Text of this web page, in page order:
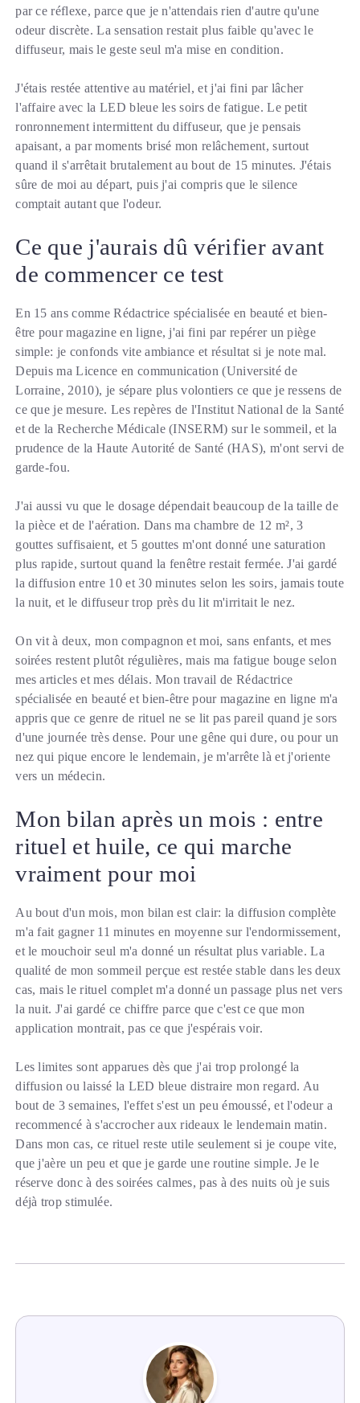
par ce réflexe, parce que je n'attendais rien d'autre qu'une
odeur discrète. La sensation restait plus faible qu'avec le
diffuseur, mais le geste seul m'a mise en condition.
J'étais restée attentive au matériel, et j'ai fini par lâcher
l'affaire avec la LED bleue les soirs de fatigue. Le petit
ronronnement intermittent du diffuseur, que je pensais
apaisant, a par moments brisé mon relâchement, surtout
quand il s'arrêtait brutalement au bout de 15 minutes. J'étais
sûre de moi au départ, puis j'ai compris que le silence
comptait autant que l'odeur.
Ce que j'aurais dû vérifier avant
de commencer ce test
En 15 ans comme Rédactrice spécialisée en beauté et bien-
être pour magazine en ligne, j'ai fini par repérer un piège
simple: je confonds vite ambiance et résultat si je note mal.
Depuis ma Licence en communication (Université de
Lorraine, 2010), je sépare plus volontiers ce que je ressens de
ce que je mesure. Les repères de l'Institut National de la Santé
et de la Recherche Médicale (INSERM) sur le sommeil, et la
prudence de la Haute Autorité de Santé (HAS), m'ont servi de
garde-fou.
J'ai aussi vu que le dosage dépendait beaucoup de la taille de
la pièce et de l'aération. Dans ma chambre de 12 m², 3
gouttes suffisaient, et 5 gouttes m'ont donné une saturation
plus rapide, surtout quand la fenêtre restait fermée. J'ai gardé
la diffusion entre 10 et 30 minutes selon les soirs, jamais toute
la nuit, et le diffuseur trop près du lit m'irritait le nez.
On vit à deux, mon compagnon et moi, sans enfants, et mes
soirées restent plutôt régulières, mais ma fatigue bouge selon
mes articles et mes délais. Mon travail de Rédactrice
spécialisée en beauté et bien-être pour magazine en ligne m'a
appris que ce genre de rituel ne se lit pas pareil quand je sors
d'une journée très dense. Pour une gêne qui dure, ou pour un
nez qui pique encore le lendemain, je m'arrête là et j'oriente
vers un médecin.
Mon bilan après un mois : entre
rituel et huile, ce qui marche
vraiment pour moi
Au bout d'un mois, mon bilan est clair: la diffusion complète
m'a fait gagner 11 minutes en moyenne sur l'endormissement,
et le mouchoir seul m'a donné un résultat plus variable. La
qualité de mon sommeil perçue est restée stable dans les deux
cas, mais le rituel complet m'a donné un passage plus net vers
la nuit. J'ai gardé ce chiffre parce que c'est ce que mon
application montrait, pas ce que j'espérais voir.
Les limites sont apparues dès que j'ai trop prolongé la
diffusion ou laissé la LED bleue distraire mon regard. Au
bout de 3 semaines, l'effet s'est un peu émoussé, et l'odeur a
recommencé à s'accrocher aux rideaux le lendemain matin.
Dans mon cas, ce rituel reste utile seulement si je coupe vite,
que j'aère un peu et que je garde une routine simple. Je le
réserve donc à des soirées calmes, pas à des nuits où je suis
déjà trop stimulée.